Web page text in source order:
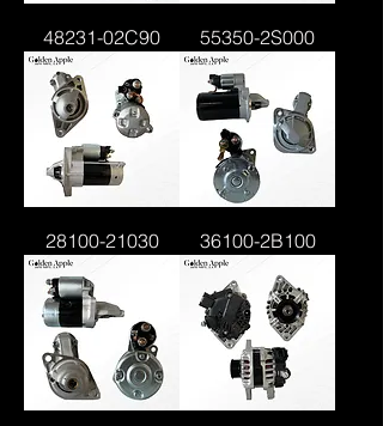
48231-02C90 55350-2S000
28100-21030 36100-2B100